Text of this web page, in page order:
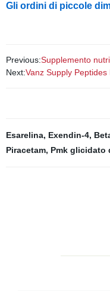
Gli ordini di piccole
Previous:Supplemento
Next:Vanz Supply
Esarelina, Exendin-4,
Piracetam, Pmk glicidato